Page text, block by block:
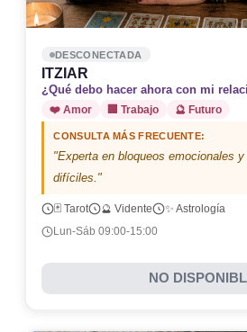
DESCONECTADA
ITZIAR
¿Qué debo hacer ahora con mi
❤️ Amor 🏢 Trabajo 🔮 Futuro
CONSULTA MÁS FRECUENTE:
"Experta en bloqueos emocionales
difíciles."
🃏 Tarot 🔮 Vidente
✨ Astrología
Lun-Sáb 09:00-15:00
NO